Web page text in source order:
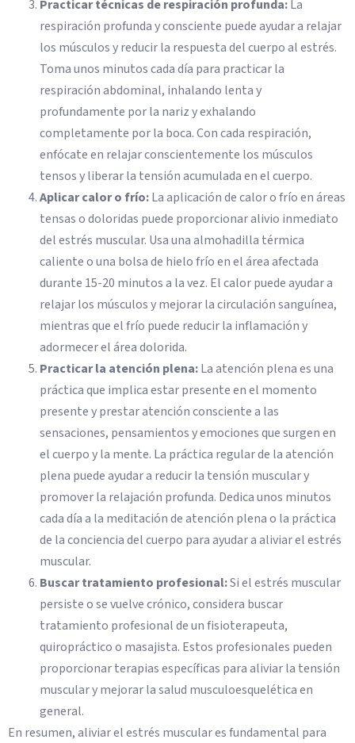
Practicar técnicas de respiración profunda:La
respiración profunda y consciente puede ayudar a relajar
los músculos y reducir la respuesta del cuerpo al estrés.
Toma unos minutos cada día para practicar la
respiración abdominal, inhalando lenta y
profundamente por la nariz y exhalando
completamente por la boca. Con cada respiración,
enfócate en relajar conscientemente los músculos
tensos y liberar la tensión acumulada en el cuerpo.
Aplicar calor o frío:La aplicación de calor o frío en áreas
tensas o doloridas puede proporcionar alivio inmediato
del estrés muscular. Usa una almohadilla térmica
caliente o una bolsa de hielo frío en el área afectada
durante 15-20 minutos a la vez. El calor puede ayudar a
relajar los músculos y mejorar la circulación sanguínea,
mientras que el frío puede reducir la inflamación y
adormecer el área dolorida.
Practicar la atención plena:La atención plena es una
práctica que implica estar presente en el momento
presente y prestar atención consciente a las
sensaciones, pensamientos y emociones que surgen en
el cuerpo y la mente. La práctica regular de la atención
plena puede ayudar a reducir la tensión muscular y
promover la relajación profunda. Dedica unos minutos
cada día a la meditación de atención plena o la práctica
de la conciencia del cuerpo para ayudar a aliviar el estrés
muscular.
Buscar tratamiento profesional:Si el estrés muscular
persiste o se vuelve crónico, considera buscar
tratamiento profesional de un fisioterapeuta,
quiropráctico o masajista. Estos profesionales pueden
proporcionar terapias específicas para aliviar la tensión
muscular y mejorar la salud musculoesquelética en
general.
En resumen, aliviar el estrés muscular es fundamental para